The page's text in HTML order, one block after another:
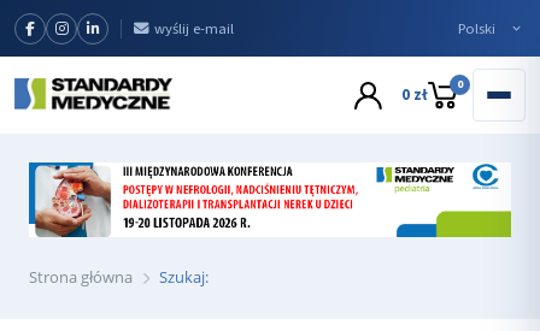
wyślij e-mail
0 zł 0
Strona główna Szukaj: